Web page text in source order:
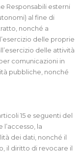
Responsabili esterni
al fine di
nonché a
delle proprie
delle attività
comunicazioni in
pubbliche, nonché
15 e seguenti del
la
dei dati, nonché il
il diritto di revocare il